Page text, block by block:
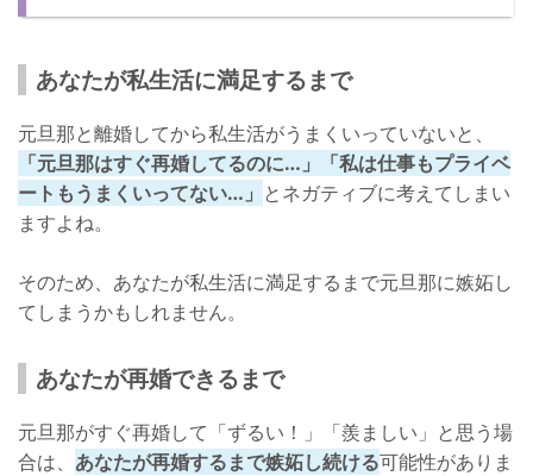
あなたが私生活に満足するまで
元旦那と離婚してから私生活がうまくいっていないと、
「元旦那はすぐ再婚してるのに…」「私は仕事もプライベ
ートもうまくいってない…」 とネガティブに考えてしまい
ますよね。
そのため、あなたが私生活に満足するまで元旦那に嫉妬し
てしまうかもしれません。
あなたが再婚できるまで
元旦那がすぐ再婚して「ずるい！」「羨ましい」と思う場
合は、 あなたが再婚するまで嫉妬し続ける可能性がありま